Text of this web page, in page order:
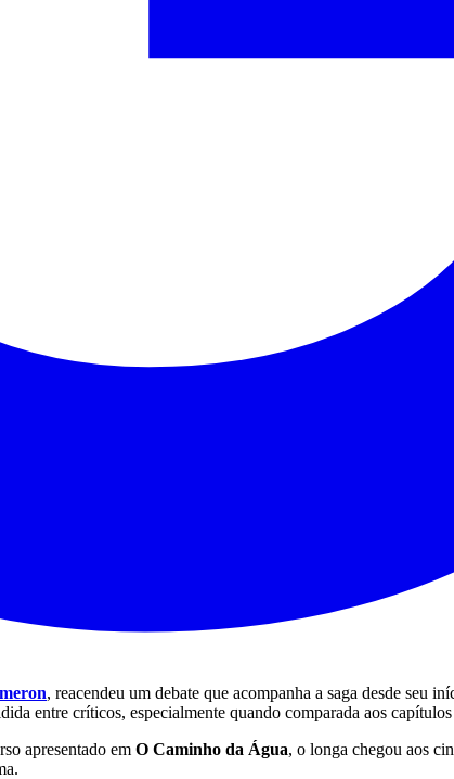
, reacendeu um debate que acompanha a saga desde seu
entre críticos, especialmente quando comparada aos
apresentado em O Caminho da Água, o longa chegou aos